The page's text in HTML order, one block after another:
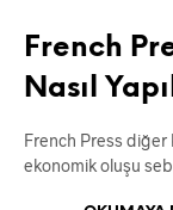
French
Nasıl
French Press diğer
ekonomik oluşu